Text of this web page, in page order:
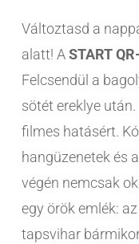
Változtasd a
alatt! ASTART
Felcsendül a
sötét ereklye
filmes hatásért.
hangüzenetek és a
végén nemcsak
egy örök emlék:
tapsvihar